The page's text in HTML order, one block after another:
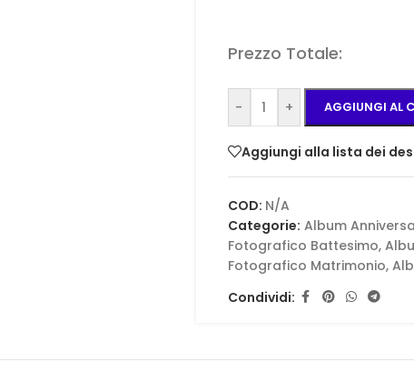
Prezzo Totale:
- + AGGIUNGI AL
Aggiungi alla lista dei
COD: N/A
Categorie: Album
Fotografico Battesimo,
Fotografico Matrimonio,
Condividi: